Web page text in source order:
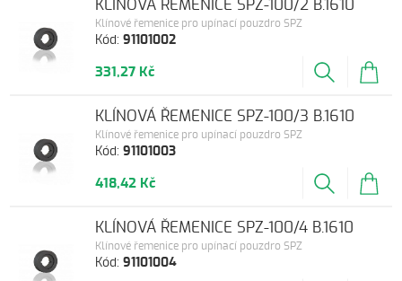
Kód:91101002
Klínové řemenice pro upínací pouzdro SPZ
KLÍNOVÁ ŘEMENICE SPZ-100/2 B.1610
331,27 Kč
Kód:91101003
Klínové řemenice pro upínací pouzdro SPZ
KLÍNOVÁ ŘEMENICE SPZ-100/3 B.1610
418,42 Kč
Kód:91101004
Klínové řemenice pro upínací pouzdro SPZ
KLÍNOVÁ ŘEMENICE SPZ-100/4 B.1610